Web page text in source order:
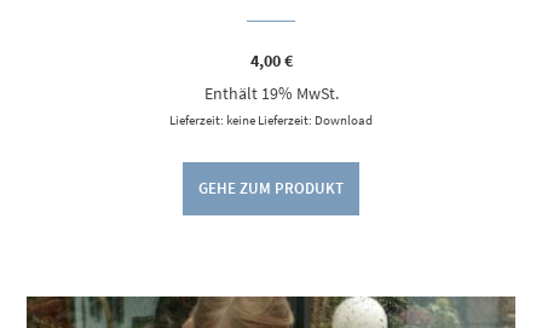
4,00€
Enthält 19% MwSt.
Lieferzeit: keine Lieferzeit: Download
GEHE ZUM PRODUKT